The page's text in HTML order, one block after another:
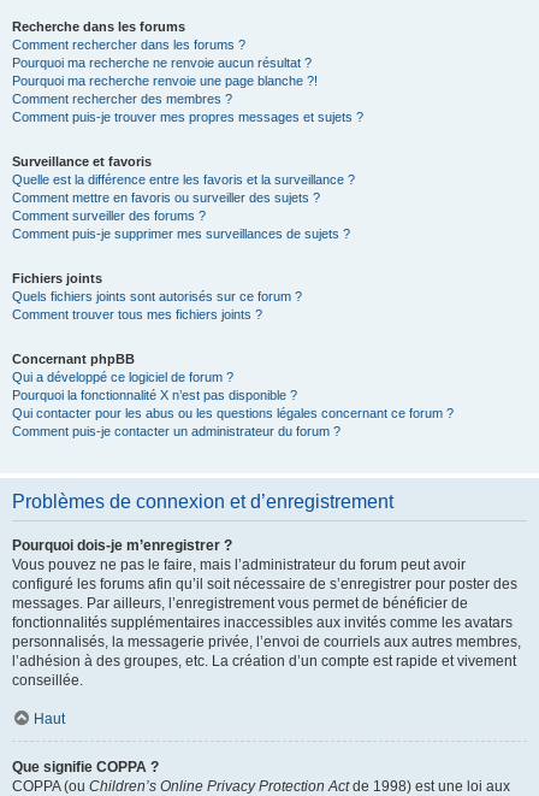
Recherche dans les forums
Comment rechercher dans les forums ?
Pourquoi ma recherche ne renvoie aucun résultat ?
Pourquoi ma recherche renvoie une page blanche ?!
Comment rechercher des membres ?
Comment puis-je trouver mes propres messages et sujets ?
Surveillance et favoris
Quelle est la différence entre les favoris et la surveillance ?
Comment mettre en favoris ou surveiller des sujets ?
Comment surveiller des forums ?
Comment puis-je supprimer mes surveillances de sujets ?
Fichiers joints
Quels fichiers joints sont autorisés sur ce forum ?
Comment trouver tous mes fichiers joints ?
Concernant phpBB
Qui a développé ce logiciel de forum ?
Pourquoi la fonctionnalité X n’est pas disponible ?
Qui contacter pour les abus ou les questions légales concernant ce forum ?
Comment puis-je contacter un administrateur du forum ?
Problèmes de connexion et d’enregistrement
Pourquoi dois-je m’enregistrer ?
Vous pouvez ne pas le faire, mais l’administrateur du forum peut avoir
configuré les forums afin qu’il soit nécessaire de s’enregistrer pour poster des
messages. Par ailleurs, l’enregistrement vous permet de bénéficier de
fonctionnalités supplémentaires inaccessibles aux invités comme les avatars
personnalisés, la messagerie privée, l’envoi de courriels aux autres membres,
l’adhésion à des groupes, etc. La création d’un compte est rapide et vivement
conseillée.
Haut
Que signifie COPPA ?
COPPA (ou Children’s Online Privacy Protection Actde 1998) est une loi aux